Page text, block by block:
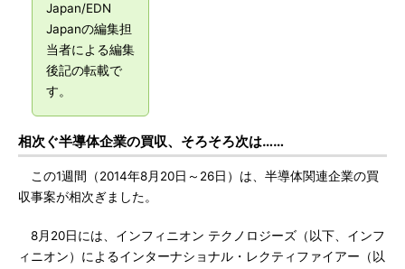
Japan/EDN
Japanの編集担
当者による編集
後記の転載で
す。
相次ぐ半導体企業の買収、そろそろ次は……
この1週間（2014年8月20日～26日）は、半導体関連企業の買
収事案が相次ぎました。
8月20日には、インフィニオン テクノロジーズ（以下、インフ
ィニオン）によるインターナショナル・レクティファイアー（以